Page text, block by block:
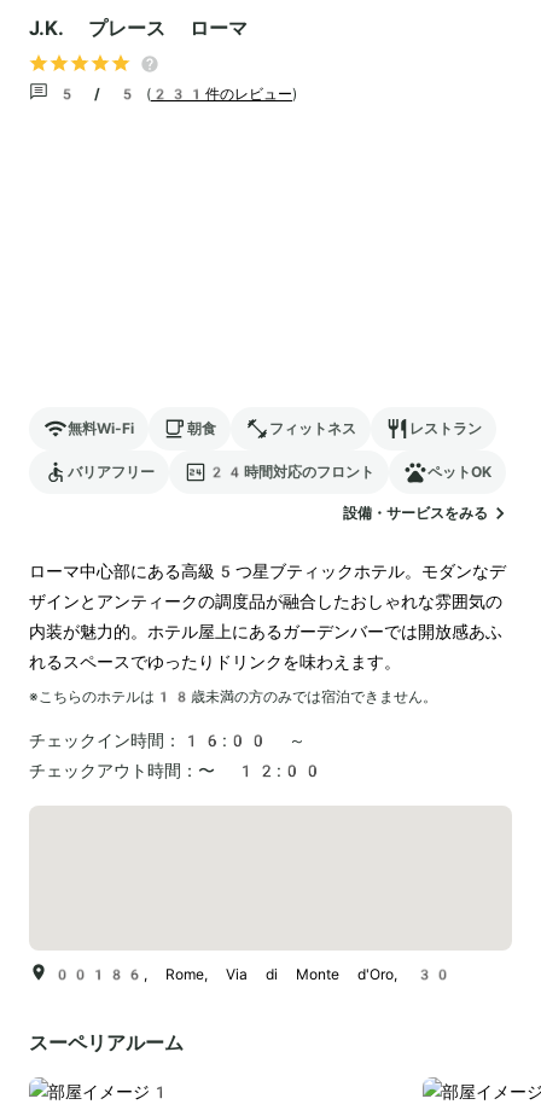
J.K. プレース ローマ
5 / 5 ( 231件のレビュー)
無料Wi-Fi 朝食 フィットネス レストラン
バリアフリー 24時間対応のフロント ペットOK
設備・サービスをみる
ローマ中心部にある高級5つ星ブティックホテル。モダンなデ
ザインとアンティークの調度品が融合したおしゃれな雰囲気の
内装が魅力的。ホテル屋上にあるガーデンバーでは開放感あふ
れるスペースでゆったりドリンクを味わえます。
※こちらのホテルは 18 歳未満の方のみでは宿泊できません。
チェックイン時間：
16:00 ～
チェックアウト時間： 〜 12:00
00186, Rome, Via di Monte d'Oro, 30
スーペリアルーム